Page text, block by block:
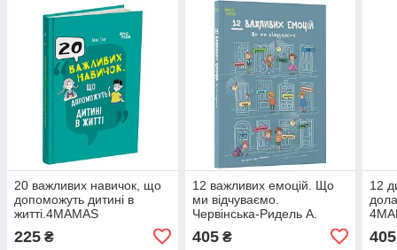
20 важливих навичок, що
допоможуть дитині в
житті.4MAMAS
225 ₴
12 важливих емоцій. Що
ми відчуваємо.
Червінська-Ридель А.
Фабісінська Л. Фрончек А.
4MAMAS
405₴
12
405